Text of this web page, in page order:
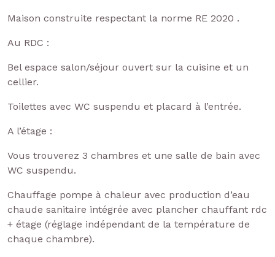
Maison construite respectant la norme RE 2020 .
Au RDC :
Bel espace salon/séjour ouvert sur la cuisine et un
cellier.
Toilettes avec WC suspendu et placard à l’entrée.
A l’étage :
Vous trouverez 3 chambres et une salle de bain avec
WC suspendu.
Chauffage pompe à chaleur avec production d’eau
chaude sanitaire intégrée avec plancher chauffant rdc
+ étage (réglage indépendant de la température de
chaque chambre).